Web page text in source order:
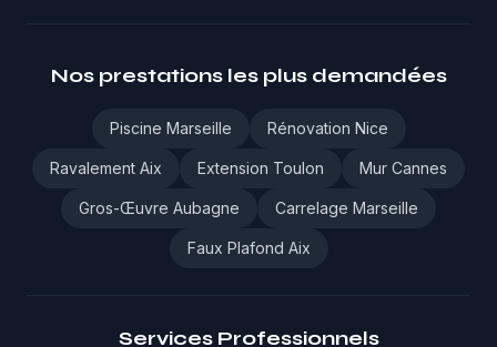
Nos prestations les plus demandées
Piscine Marseille Rénovation Nice
Ravalement Aix Extension Toulon Mur Cannes
Gros-Œuvre Aubagne Carrelage Marseille
Faux Plafond Aix
Services Professionnels